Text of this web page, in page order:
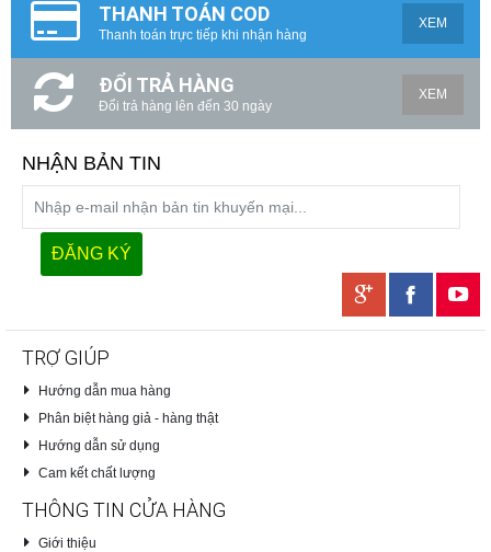
THANH TOÁN COD
Thanh toán trực tiếp khi nhận hàng
XEM
ĐỔI TRẢ HÀNG
Đổi trả hàng lên đến 30 ngày
XEM
NHẬN BẢN TIN
TRỢ GIÚP
Hướng dẫn mua hàng
Phân biệt hàng giả - hàng thật
Hướng dẫn sử dụng
Cam kết chất lượng
THÔNG TIN CỬA HÀNG
Giới thiệu